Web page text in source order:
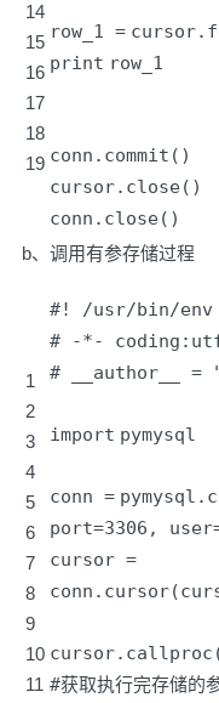
14
15
16
17
18
19
row_1 =
print row_1
conn.commit()
cursor.close()
conn.close()
b、调用有参存储过程
1
2
3
4
5
6
7
8
9
10
11
#! /usr/bin/env
# -*-
# __author__ =
import pymysql
conn =
port=3306 , user
cursor =
#获取执行完存储的